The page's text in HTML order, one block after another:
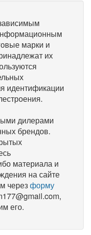
марки и
их
идентификации
дилерами
брендов.
материала и
на сайте
черезформу
его.